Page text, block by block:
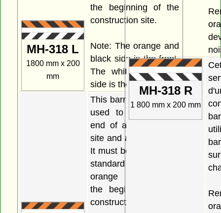
MH-318 L
1800 mm x 200
mm
the beginning of the
construction site.
Note: The orange and
black side is the front.
The white and black
side is the back.
This barricade may be
used to indicate the
end of a construction
site and act as a gate.
It must be used with a
standard black on
orange barricade at
the beginning of the
construction site.
MH-318 R
1 800 mm x 200 mm